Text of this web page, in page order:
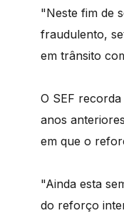
"Neste fim de
fraudulento,
em trânsito
O SEF
anos
em que o
"Ainda esta
do reforço